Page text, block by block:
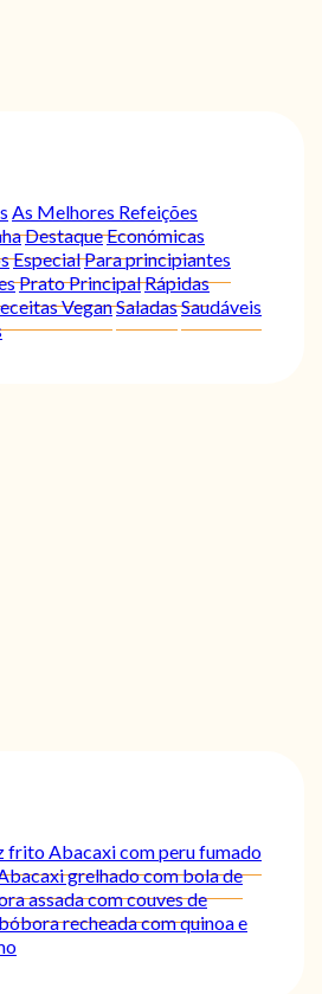
As Melhores Refeições
DestaqueEconómicas
EspecialPara principiantes
Prato PrincipalRápidas
VeganSaladasSaudáveis
frito Abacaxi com peru fumado
grelhado com bola de
assada com couves de
recheada com quinoa e